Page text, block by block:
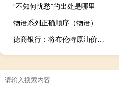
“不知何忧愁”的出处是哪里
物语系列正确顺序（物语）
德商银行：将布伦特原油价格预测维持不变年底预计为每桶85美元